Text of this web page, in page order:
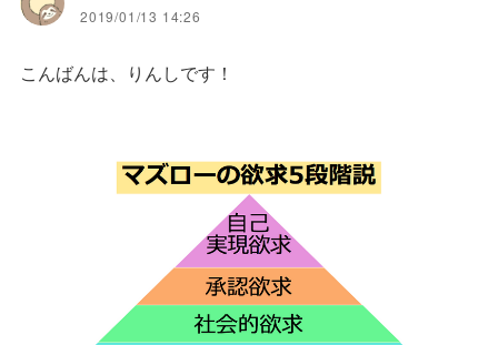
2019/01/13 14:26
こんばんは、りんしです！